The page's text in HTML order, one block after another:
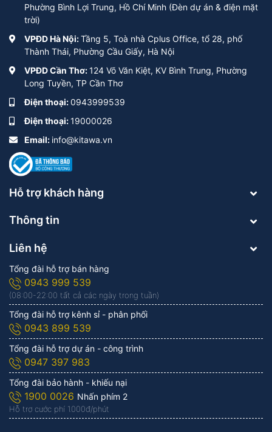
Phường Bình Lợi Trung, Hồ Chí Minh (Đèn dự án & điện mặt
trời)
VPĐD Hà Nội:Tầng 5, Toà nhà Cplus Office, tổ 28, phố
Thành Thái, Phường Cầu Giấy, Hà Nội
VPĐD Cần Thơ:124 Võ Văn Kiệt, KV Bình Trung, Phường
Long Tuyền, TP Cần Thơ
Điện thoại:0943999539
Điện thoại:19000026
Email: info@kitawa.vn
Hỗ trợ khách hàng
Thông tin
Liên hệ
Tổng đài hỗ trợ bán hàng
0943 999 539
(08:00-22:00 tất cả các ngày trong tuần)
Tổng đài hỗ trợ kênh sỉ - phân phối
0943 899 539
Tổng đài hỗ trợ dự án - công trình
0947 397 983
Tổng đài bảo hành - khiếu nại
1900 0026 Nhấn phím 2
Hỗ trợ cước phí 1.000đ/phút